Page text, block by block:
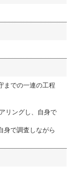
までの一連の工程
リングし、自身で
身で調査しながら